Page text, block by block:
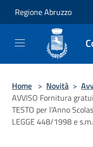
Regione Abruzzo
Home > Novità >
AVVISO Fornitura
TESTO per l'Anno
LEGGE 448/1998 e